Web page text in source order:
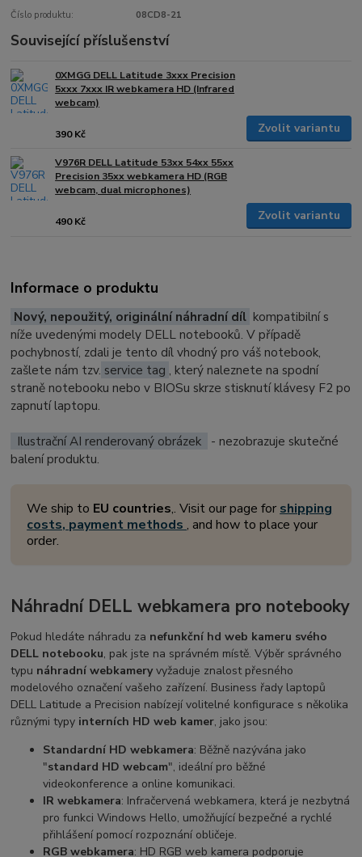
Číslo produktu: 08CD8-21
Související příslušenství
0XMGG DELL Latitude 3xxx Precision
5xxx 7xxx IR webkamera HD (Infrared
webcam)
390 Kč Zvolit variantu
V976R DELL Latitude 53xx 54xx 55xx
Precision 35xx webkamera HD (RGB
webcam, dual microphones)
490 Kč Zvolit variantu
Informace o produktu
Nový, nepoužitý, originální náhradní díl kompatibilní s
níže uvedenými modely DELL notebooků. V případě
pochybností, zdali je tento díl vhodný pro váš notebook,
zašlete nám tzv. service tag , který naleznete na spodní
straně notebooku nebo v BIOSu skrze stisknutí klávesy F2 po
zapnutí laptopu.
Ilustrační AI renderovaný obrázek
- nezobrazuje skutečné
balení produktu.
We ship to EU countries,. Visit our page for shipping
costs, payment methods, and how to place your
order.
Náhradní DELL webkamera pro notebooky
Pokud hledáte náhradu za nefunkční hd web kameru svého
DELL notebooku, pak jste na správném místě. Výběr správného
typu náhradní webkameryvyžaduje znalost přesného
modelového označení vašeho zařízení. Business řady laptopů
DELL Latitude a Precision nabízejí volitelné konfigurace s několika
různými typy interních HD web kamer, jako jsou:
Standardní HD webkamera: Běžně nazývána jako
"standard HD webcam", ideální pro běžné
videokonference a online komunikaci.
IR webkamera: Infračervená webkamera, která je nezbytná
pro funkci Windows Hello, umožňující bezpečné a rychlé
přihlášení pomocí rozpoznání obličeje.
RGB webkamera: HD RGB web kamera podporuje